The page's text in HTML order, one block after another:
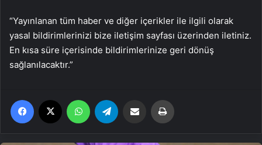
“Yayınlanan tüm haber ve diğer içerikler ile ilgili olarak
yasal bildirimlerinizi bize iletişim sayfası üzerinden iletiniz.
En kısa süre içerisinde bildirimlerinize geri dönüş
sağlanılacaktır.”
Facebook WhatsApp Email'den paylaş